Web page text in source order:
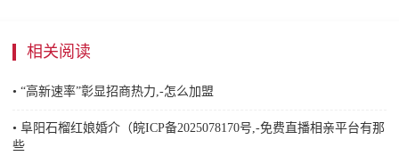
相关阅读
• “高新速率”彰显招商热力,-怎么加盟
• 阜阳石榴红娘婚介（皖ICP备2025078170号,-免费直播相亲平台有那
些